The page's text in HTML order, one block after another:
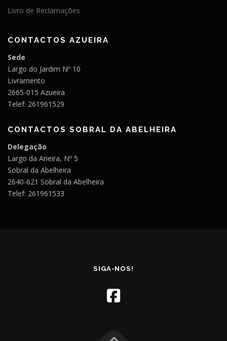
s
Livro de Reclamações
CONTACTOS AZUEIRA
Sede
Largo do Jardim Nº 10
Livramento
2665-015 Azueira
Telef: 261961529
CONTACTOS SOBRAL DA ABELHEIRA
Delegação
Largo da Arieira, Nº 5
Sobral da Abelheira
2640-621 Sobral da Abelheira
Telef: 261961533
SIGA-NOS!